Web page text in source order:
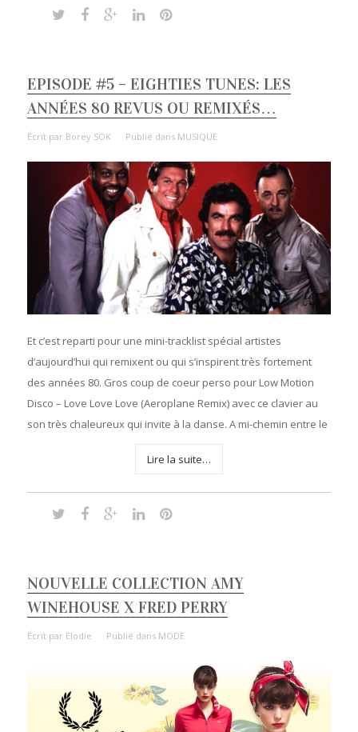
EPISODE #5 – EIGHTIES TUNES: LES
ANNÉES 80 REVUS OU REMIXÉS…
Écrit par Borey SOK Publié dans MUSIQUE
Et c’est reparti pour une mini-tracklist spécial artistes
d’aujourd’hui qui remixent ou qui s’inspirent très fortement
des années 80. Gros coup de coeur perso pour Low Motion
Disco – Love Love Love (Aeroplane Remix) avec ce clavier au
son très chaleureux qui invite à la danse. A mi-chemin entre le
Lire la suite…
NOUVELLE COLLECTION AMY
WINEHOUSE X FRED PERRY
Écrit par Elodie Publié dans MODE